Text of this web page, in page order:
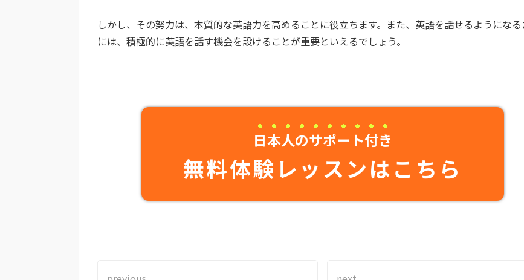
しかし、その努力は、本質的な英語力を高めることに役立ちます。また、英語を話せるようになる
には、積極的に英語を話す機会を設けることが重要といえるでしょう。
日本人のサポート付き
無料体験レッスンはこちら